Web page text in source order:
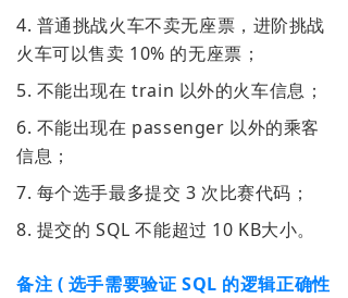
4. 普通挑战火车不卖无座票，进阶挑战
火车可以售卖 10% 的无座票；
5. 不能出现在 train 以外的火车信息；
6. 不能出现在 passenger 以外的乘客
信息；
7. 每个选手最多提交 3 次比赛代码；
8. 提交的 SQL 不能超过 10 KB大小。
备注 ( 选手需要验证 SQL 的逻辑正确性